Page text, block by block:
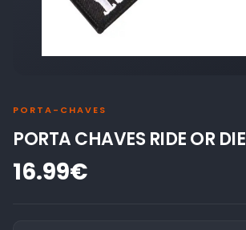
PORTA-CHAVES
PORTA CHAVES RIDE OR DIE
16.99€